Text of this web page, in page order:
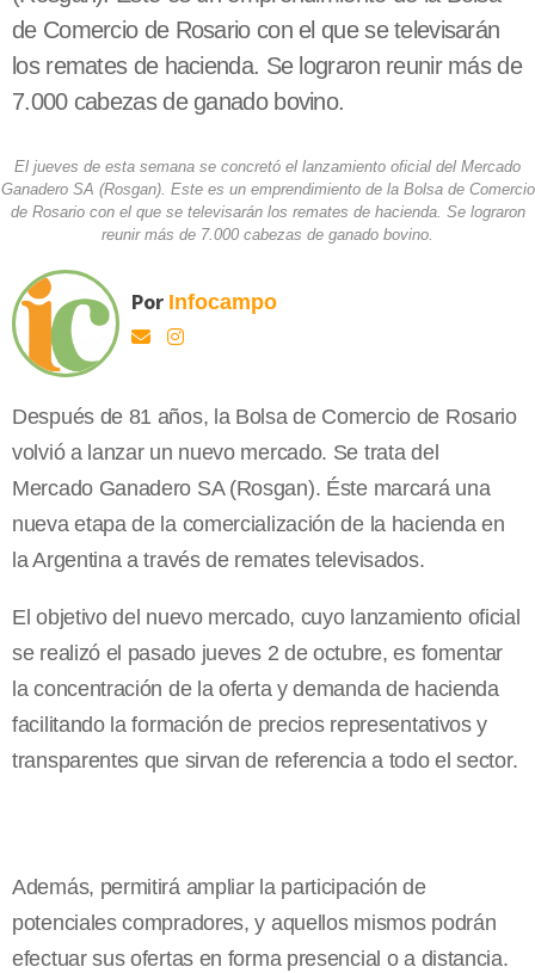
de Comercio de Rosario con el que se televisarán
los remates de hacienda. Se lograron reunir más de
7.000 cabezas de ganado bovino.
El jueves de esta semana se concretó el lanzamiento oficial del Mercado
Ganadero SA (Rosgan). Este es un emprendimiento de la Bolsa de Comercio
de Rosario con el que se televisarán los remates de hacienda. Se lograron
reunir más de 7.000 cabezas de ganado bovino.
Por Infocampo
Después de 81 años, la Bolsa de Comercio de Rosario
volvió a lanzar un nuevo mercado. Se trata del
Mercado Ganadero SA (Rosgan). Éste marcará una
nueva etapa de la comercialización de la hacienda en
la Argentina a través de remates televisados.
El objetivo del nuevo mercado, cuyo lanzamiento oficial
se realizó el pasado jueves 2 de octubre, es fomentar
la concentración de la oferta y demanda de hacienda
facilitando la formación de precios representativos y
transparentes que sirvan de referencia a todo el sector.
Además, permitirá ampliar la participación de
potenciales compradores, y aquellos mismos podrán
efectuar sus ofertas en forma presencial o a distancia.